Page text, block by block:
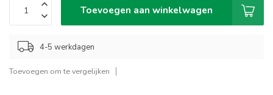
Toevoegen aan winkelwagen
4-5 werkdagen
Toevoegen om te vergelijken